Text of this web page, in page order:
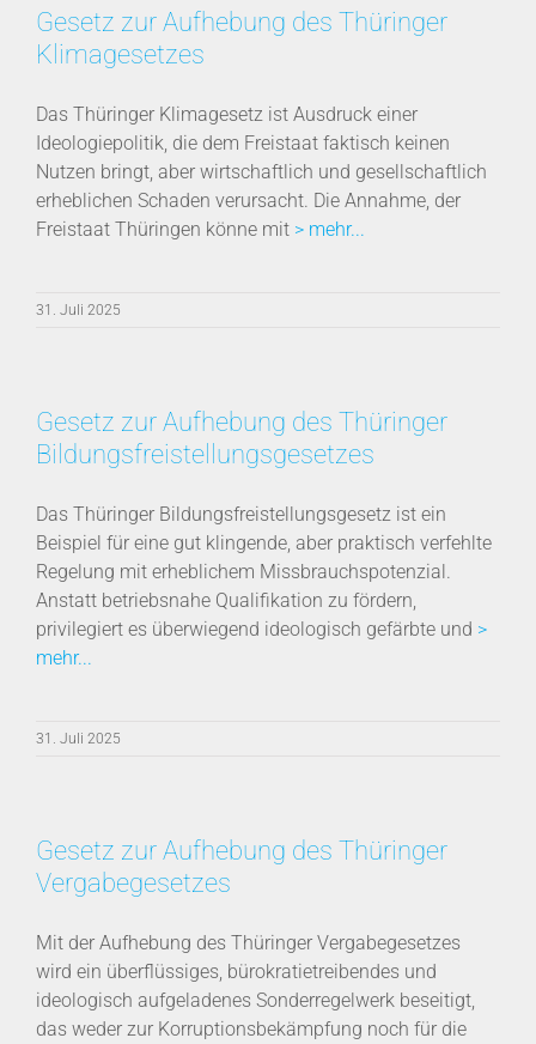
Gesetz zur Aufhebung des Thüringer
Klimagesetzes
Das Thüringer Klimagesetz ist Ausdruck einer
Ideologiepolitik, die dem Freistaat faktisch keinen
Nutzen bringt, aber wirtschaftlich und gesellschaftlich
erheblichen Schaden verursacht. Die Annahme, der
Freistaat Thüringen könne mit > mehr...
31. Juli 2025
Gesetz zur Aufhebung des Thüringer
Bildungsfreistellungsgesetzes
Das Thüringer Bildungsfreistellungsgesetz ist ein
Beispiel für eine gut klingende, aber praktisch verfehlte
Regelung mit erheblichem Missbrauchspotenzial.
Anstatt betriebsnahe Qualifikation zu fördern,
privilegiert es überwiegend ideologisch gefärbte und >
mehr...
31. Juli 2025
Gesetz zur Aufhebung des Thüringer
Vergabegesetzes
Mit der Aufhebung des Thüringer Vergabegesetzes
wird ein überflüssiges, bürokratietreibendes und
ideologisch aufgeladenes Sonderregelwerk beseitigt,
das weder zur Korruptionsbekämpfung noch für die